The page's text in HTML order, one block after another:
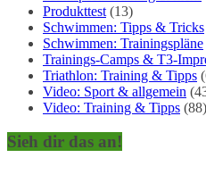
Produkttest (13)
Schwimmen: Tipps & Tricks
Schwimmen: Trainingspläne
Trainings-Camps & T3-
Triathlon: Training & Tipps
Video: Sport & allgemein
Video: Training & Tipps (88)
Sieh dir das an!